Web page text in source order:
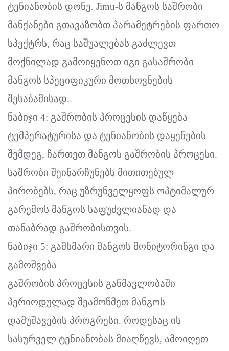
ტენიანობის დონე. Jimu-ს მანგოს საშრობი
მანქანები გთავაზობთ პარამეტრების ფართო
სპექტრს, რაც საშუალებას გაძლევთ
მოქნილად გამოიყენოთ იგი გასაშრობი
მანგოს სპეციფიკური მოთხოვნების
შესაბამისად.
ნაბიჯი 4: გაშრობის პროცესის დაწყება
ტემპერატურისა და ტენიანობის დაყენების
შემდეგ, ჩართეთ მანგოს გაშრობის პროცესი.
საშრობი შეინარჩუნებს მითითებულ
პირობებს, რაც უზრუნველყოფს ოპტიმალურ
გარემოს მანგოს საფუძვლიანად და
თანაბრად გაშრობისთვის.
ნაბიჯი 5: გამხმარი მანგოს მონიტორინგი და
გამოშვება
გაშრობის პროცესის განმავლობაში
პერიოდულად შეამოწმეთ მანგოს
დამუშავების პროგრესი. როდესაც ის
სასურველ ტენიანობას მიაღწევს, ამოიღეთ